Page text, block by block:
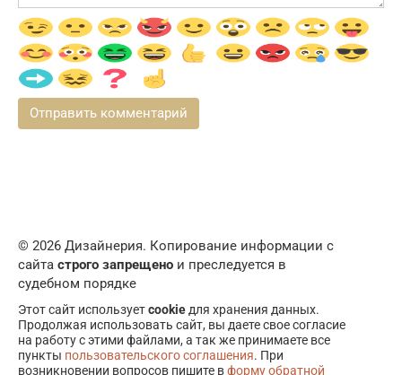
© 2026 Дизайнерия. Копирование информации с
сайта строго запрещено и преследуется в
судебном порядке
Этот сайт используетcookie для хранения данных.
Продолжая использовать сайт, вы даете свое согласие
на работу с этими файлами, а так же принимаете все
пункты пользовательского соглашения. При
возникновении вопросов пишите вформу обратной